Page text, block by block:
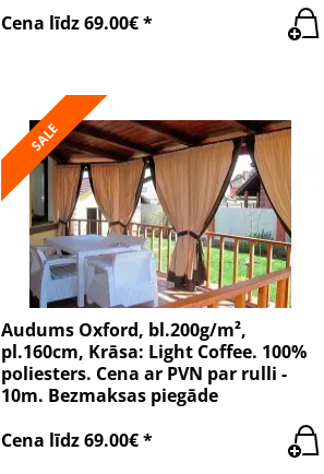
Cena līdz 69.00€ *
SALE
Audums Oxford, bl.200g/m²,
pl.160cm, Krāsa: Light Coffee. 100%
poliesters. Cena ar PVN par rulli -
10m. Bezmaksas piegāde
Cena līdz 69.00€ *